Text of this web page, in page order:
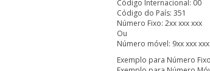
Código Internacional: 00
Código do País: 351
Número Fixo: 2xx xxx xxx
Ou
Número móvel: 9xx xxx xxx
Exemplo para Número